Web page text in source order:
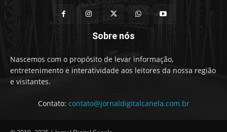
Sobre nós
Nascemos com o propósito de levar informação,
entretenimento e interatividade aos leitores da nossa região
e visitantes.
Contato: contato@jornaldigitalcanela.com.br